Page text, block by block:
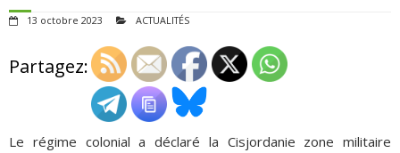
QUI SOMMES-NOUS ?
ADHÉSIONS, DONS, CONTACT
13 octobre 2023 ACTUALITÉS
Partagez:
Le régime colonial a déclaré la Cisjordanie zone militaire